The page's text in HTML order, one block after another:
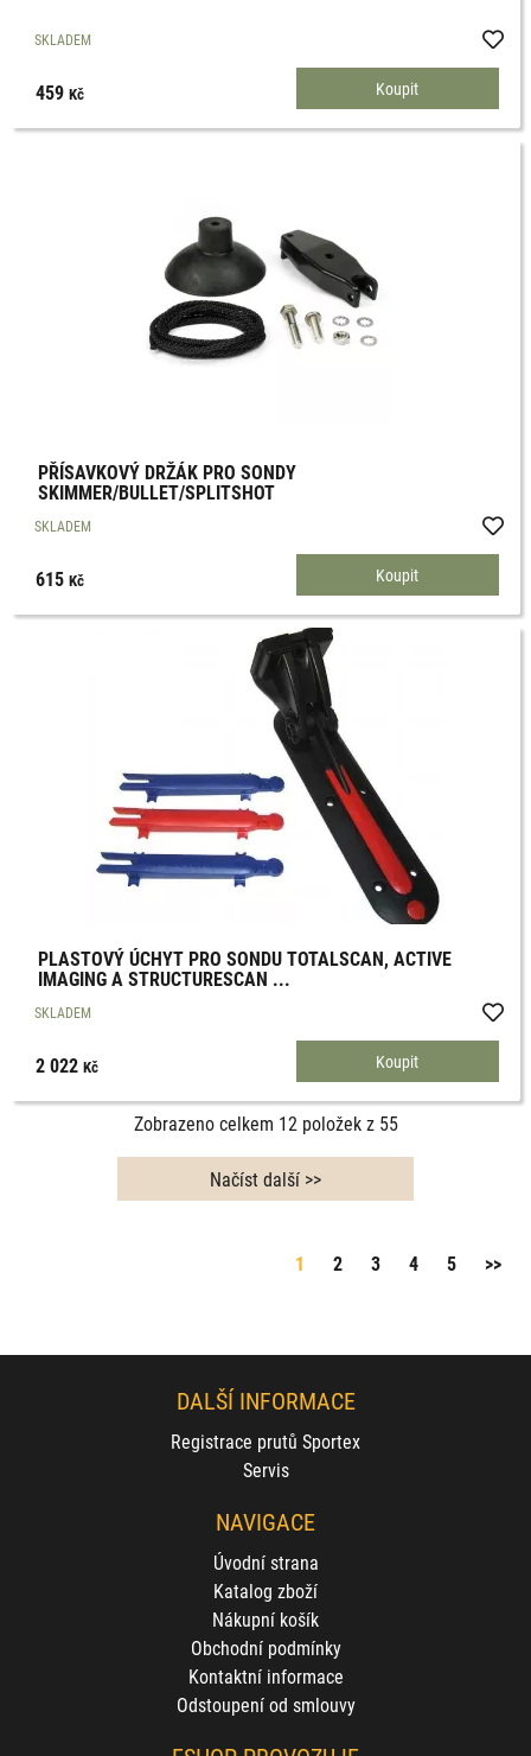
SKLADEM
459Kč
PŘÍSAVKOVÝ DRŽÁK PRO SONDY
SKIMMER/BULLET/SPLITSHOT
SKLADEM
615Kč
PLASTOVÝ ÚCHYT PRO SONDU TOTALSCAN, ACTIVE
IMAGING A STRUCTURESCAN ...
SKLADEM
2 022Kč
Zobrazeno celkem 12 položek z 55
1 2 3 4 5 >>
DALŠÍ INFORMACE
Registrace prutů Sportex
Servis
NAVIGACE
Úvodní strana
Katalog zboží
Nákupní košík
Obchodní podmínky
Kontaktní informace
Odstoupení od smlouvy